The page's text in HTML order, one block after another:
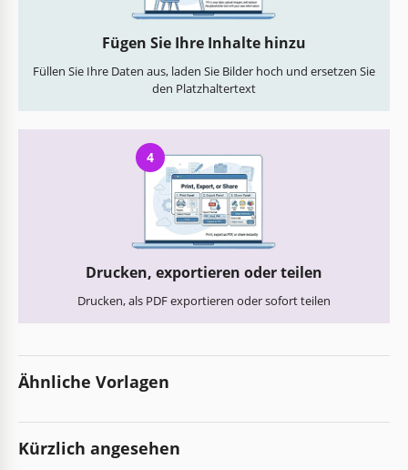
Fügen Sie Ihre Inhalte hinzu
Füllen Sie Ihre Daten aus, laden Sie Bilder hoch und ersetzen Sie
den Platzhaltertext
4
Drucken, exportieren oder teilen
Drucken, als PDF exportieren oder sofort teilen
Ähnliche Vorlagen
Kürzlich angesehen